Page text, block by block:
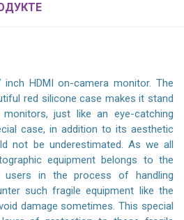
HDMI on-camera monitor. The
red silicone case makes it stand
just like an eye-catching
case, in addition to its aesthetic
not be underestimated. As we all
equipment belongs to the
in the process of handling
such fragile equipment like the
damage sometimes. This special